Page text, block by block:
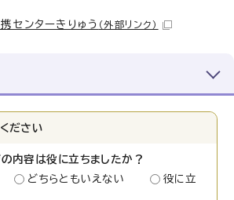
センターきりゅう （外部リンク）
ださい
の内容は役に立ちましたか？
どちらともいえない
役に立